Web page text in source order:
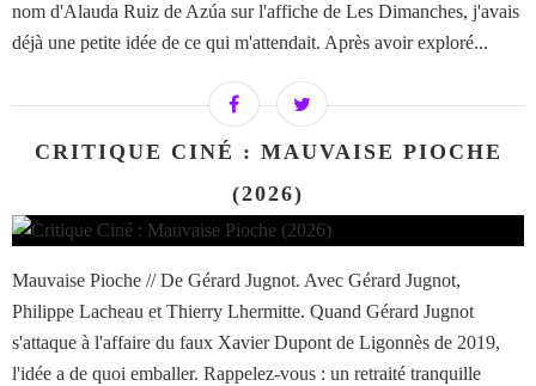
nom d'Alauda Ruiz de Azúa sur l'affiche de Les Dimanches, j'avais
déjà une petite idée de ce qui m'attendait. Après avoir exploré...
CRITIQUE CINÉ : MAUVAISE PIOCHE
(2026)
Mauvaise Pioche // De Gérard Jugnot. Avec Gérard Jugnot,
Philippe Lacheau et Thierry Lhermitte. Quand Gérard Jugnot
s'attaque à l'affaire du faux Xavier Dupont de Ligonnès de 2019,
l'idée a de quoi emballer. Rappelez-vous : un retraité tranquille